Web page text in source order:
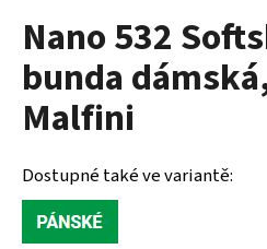
produktu
je
5,0
z
5
hvězdiček.
Nano 532
bunda
Malfini
Dostupné také ve variantě:
G,
VOLNÝ
STŘIH
106
Kč